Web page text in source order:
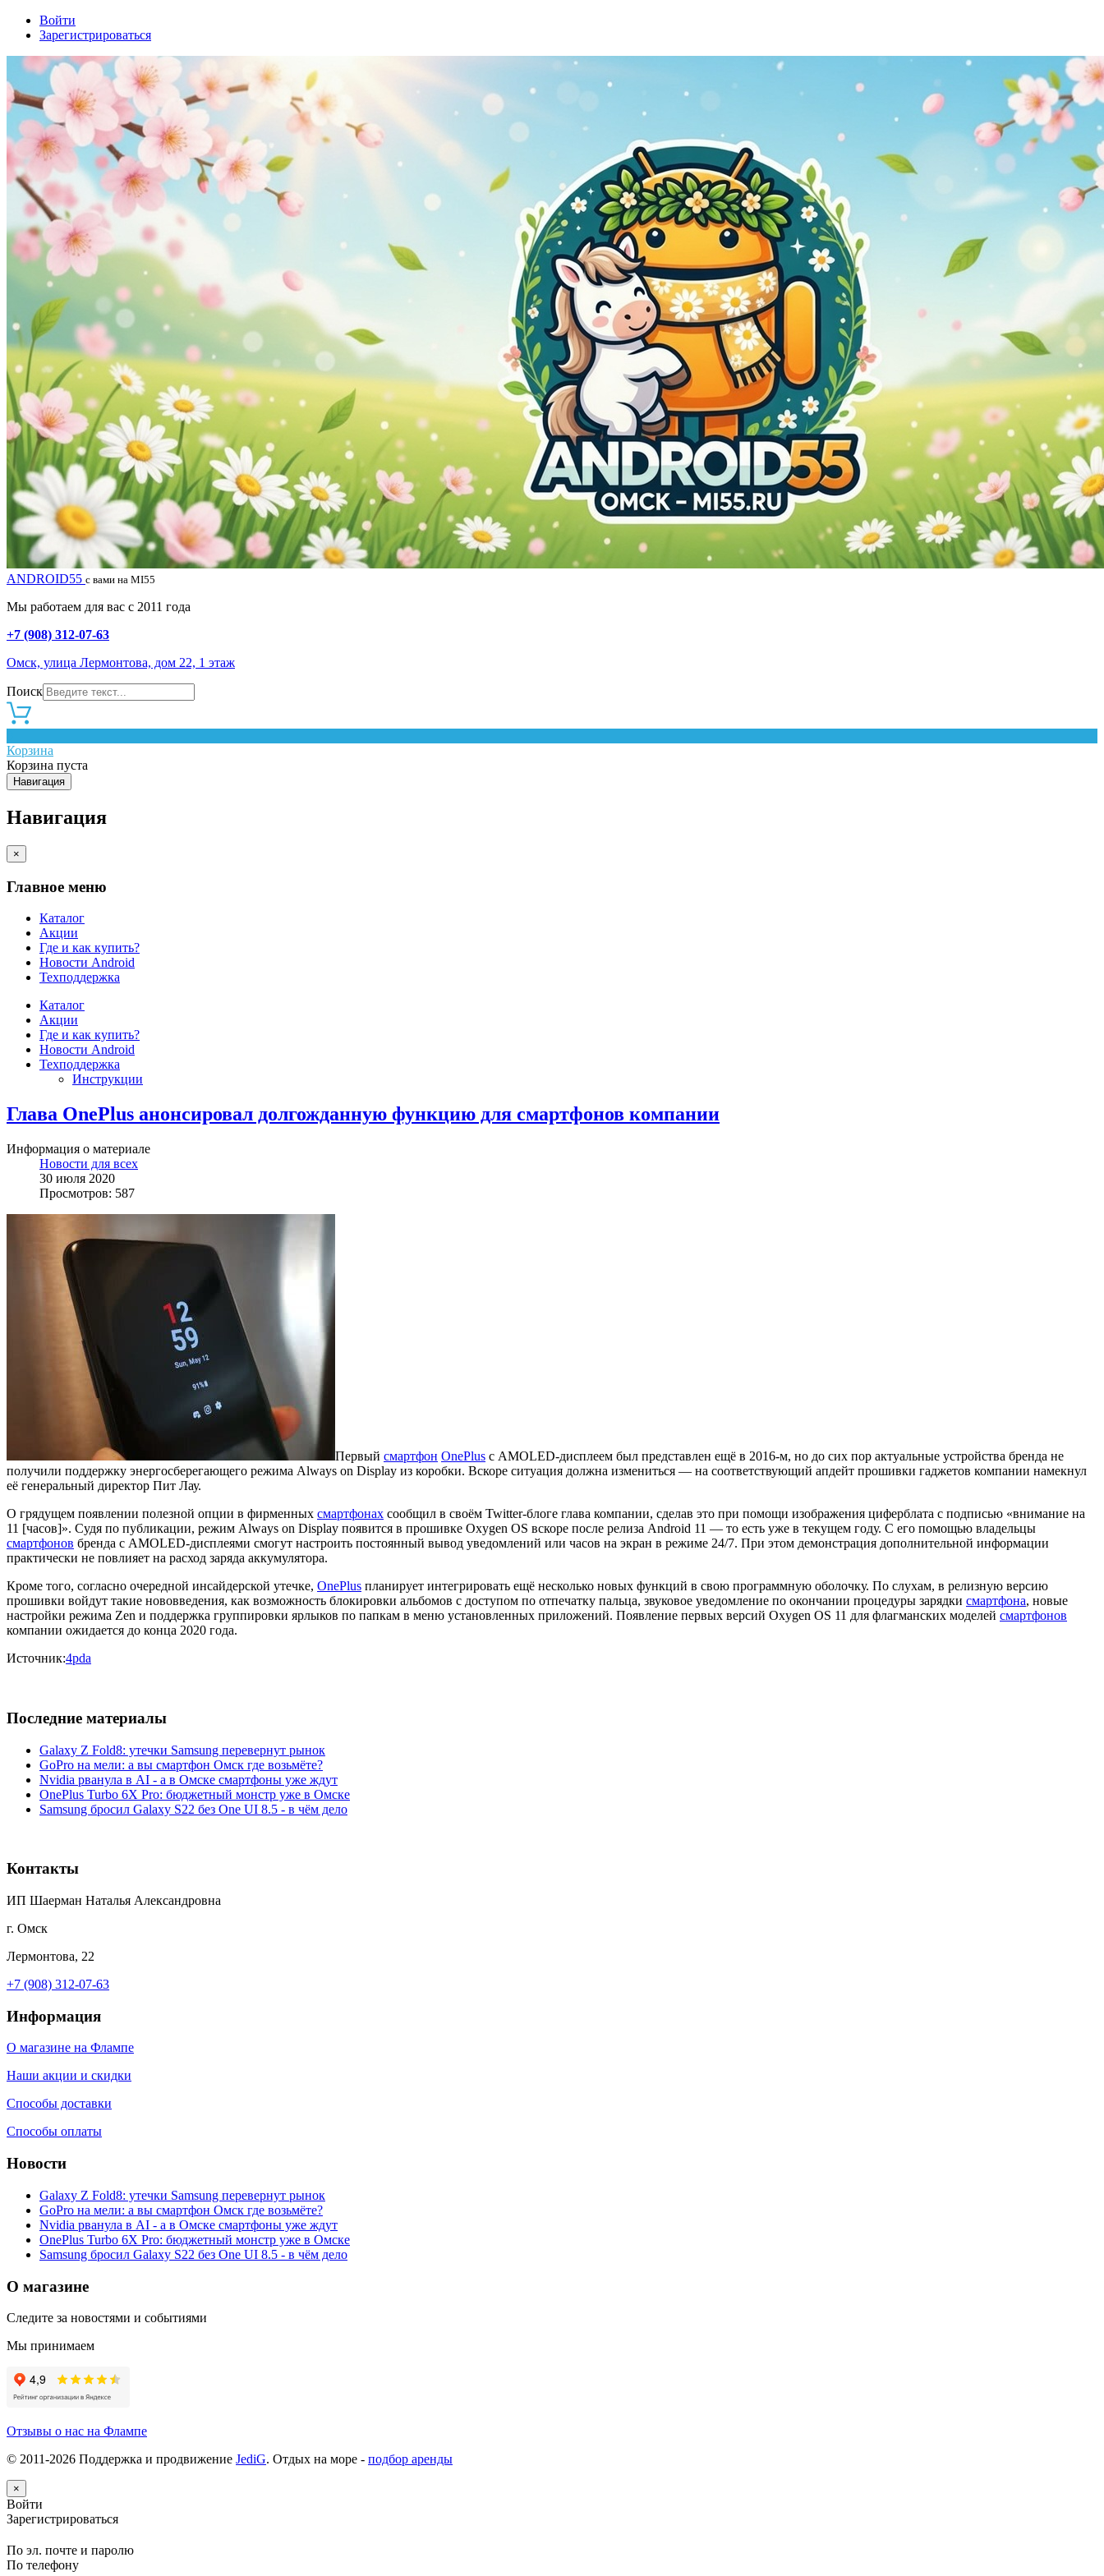
Войти
Зарегистрироваться
ANDROID55 с вами на MI55
Мы работаем для вас с 2011 года
+7 (908) 312-07-63
Омск, улица Лермонтова, дом 22, 1 этаж
Поиск
Корзина
Корзина пуста
Навигация
Навигация
×
Главное меню
Каталог
Акции
Где и как купить?
Новости Android
Техподдержка
Каталог
Акции
Где и как купить?
Новости Android
Техподдержка
Инструкции
Глава OnePlus анонсировал долгожданную функцию для смартфонов компании
Информация о материале
Новости для всех
30 июля 2020
Просмотров: 587
Первый смартфон OnePlus с AMOLED-дисплеем был представлен ещё в 2016-м, но до сих пор актуальные устройства бренда не
получили поддержку энергосберегающего режима Always on Display из коробки. Вскоре ситуация должна измениться — на соответствующий апдейт прошивки гаджетов компании намекнул
её генеральный директор Пит Лау.
О грядущем появлении полезной опции в фирменных смартфонах сообщил в своём Twitter-блоге глава компании, сделав это при помощи изображения циферблата с подписью «внимание на
11 [часов]». Судя по публикации, режим Always on Display появится в прошивке Oxygen OS вскоре после релиза Android 11 — то есть уже в текущем году. С его помощью владельцы
смартфонов бренда с AMOLED-дисплеями смогут настроить постоянный вывод уведомлений или часов на экран в режиме 24/7. При этом демонстрация дополнительной информации
практически не повлияет на расход заряда аккумулятора.
Кроме того, согласно очередной инсайдерской утечке, OnePlus планирует интегрировать ещё несколько новых функций в свою программную оболочку. По слухам, в релизную версию
прошивки войдут такие нововведения, как возможность блокировки альбомов с доступом по отпечатку пальца, звуковое уведомление по окончании процедуры зарядки смартфона, новые
настройки режима Zen и поддержка группировки ярлыков по папкам в меню установленных приложений. Появление первых версий Oxygen OS 11 для флагманских моделей смартфонов
компании ожидается до конца 2020 года.
Источник:4pda
Последние материалы
Galaxy Z Fold8: утечки Samsung перевернут рынок
GoPro на мели: а вы смартфон Омск где возьмёте?
Nvidia рванула в AI - а в Омске смартфоны уже ждут
OnePlus Turbo 6X Pro: бюджетный монстр уже в Омске
Samsung бросил Galaxy S22 без One UI 8.5 - в чём дело
Контакты
ИП Шаерман Наталья Александровна
г. Омск
Лермонтова, 22
+7 (908) 312-07-63
Информация
О магазине на Флампе
Наши акции и скидки
Способы доставки
Способы оплаты
Новости
Galaxy Z Fold8: утечки Samsung перевернут рынок
GoPro на мели: а вы смартфон Омск где возьмёте?
Nvidia рванула в AI - а в Омске смартфоны уже ждут
OnePlus Turbo 6X Pro: бюджетный монстр уже в Омске
Samsung бросил Galaxy S22 без One UI 8.5 - в чём дело
О магазине
Следите за новостями и событиями
Мы принимаем
Отзывы о нас на Флампе
© 2011-2026 Поддержка и продвижение JediG. Отдых на море - подбор аренды
×
Войти
Зарегистрироваться
По эл. почте и паролю
По телефону